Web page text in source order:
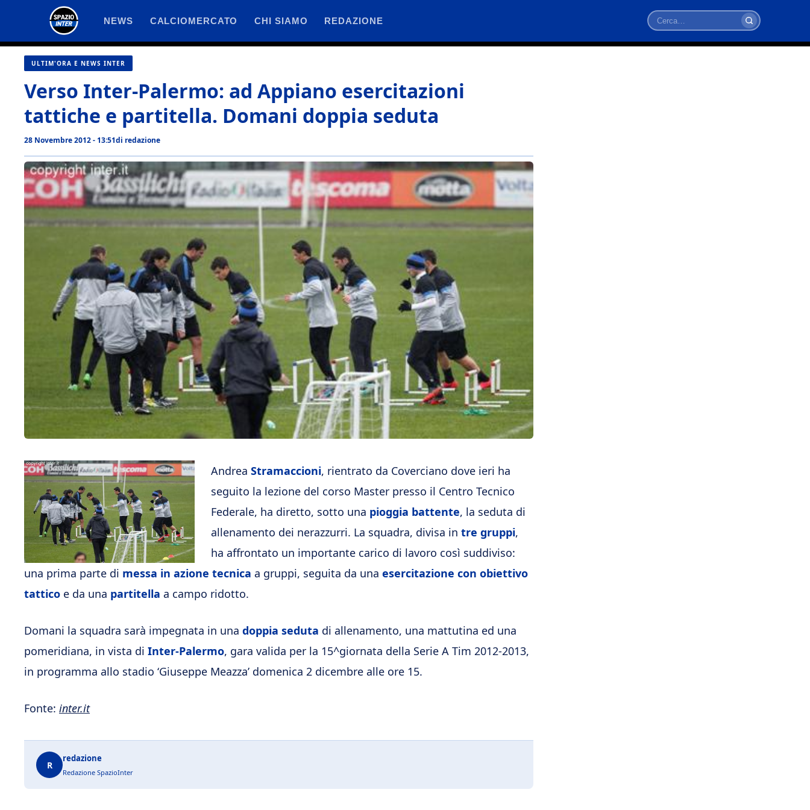
contenuto
NEWS CALCIOMERCATO CHI SIAMO REDAZIONE
Cerca
ULTIM'ORA E NEWS INTER
Verso Inter-Palermo: ad Appiano esercitazioni
tattiche e partitella. Domani doppia seduta
28 Novembre 2012 - 13:51di redazione
Andrea Stramaccioni, rientrato da Coverciano dove ieri ha
seguito la lezione del corso Master presso il Centro Tecnico
Federale, ha diretto, sotto una pioggia battente, la seduta di
allenamento dei nerazzurri. La squadra, divisa in tre gruppi,
ha affrontato un importante carico di lavoro così suddiviso:
una prima parte di messa in azione tecnica a gruppi, seguita da una esercitazione con obiettivo
tattico e da una partitella a campo ridotto.
Domani la squadra sarà impegnata in una doppia seduta di allenamento, una mattutina ed una
pomeridiana, in vista di Inter-Palermo, gara valida per la 15^giornata della Serie A Tim 2012-2013,
in programma allo stadio ‘Giuseppe Meazza’ domenica 2 dicembre alle ore 15.
Fonte: inter.it
R
redazione
Redazione SpazioInter